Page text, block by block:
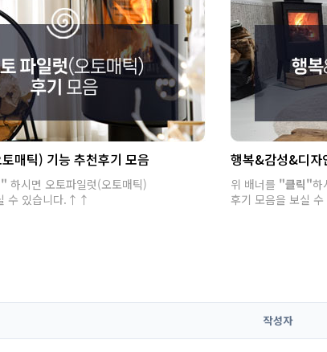
매틱) 기능 추천후기 모음
하시면 오토파일럿(오토매틱)
수 있습니다.↑↑
행복&감성&디자
위 배너를 "클릭"하
후기 모음을 보실
작성자